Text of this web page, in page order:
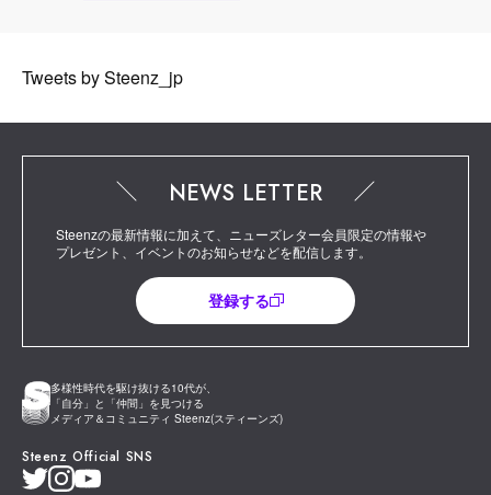
Tweets by Steenz_jp
多様性時代を駆け抜ける10代が、
「自分」と「仲間」を見つける
メディア＆コミュニティ Steenz(スティーンズ)
Steenz Official SNS
NEWS LETTER
Steenzの最新情報に加えて、ニューズレター会員限定の情報や
プレゼント、イベントのお知らせなどを配信します。
登録する